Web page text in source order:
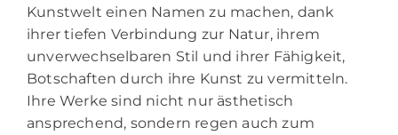
Kunstwelt einen Namen zu machen, dank
ihrer tiefen Verbindung zur Natur, ihrem
unverwechselbaren Stil und ihrer Fähigkeit,
Botschaften durch ihre Kunst zu vermitteln.
Ihre Werke sind nicht nur ästhetisch
ansprechend, sondern regen auch zum